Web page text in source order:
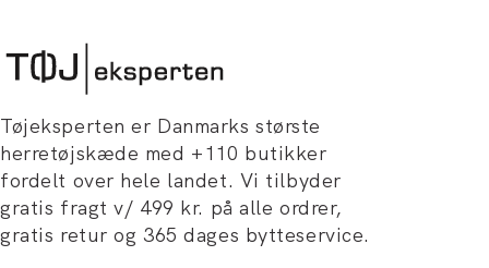
Tøjeksperten er Danmarks største
herretøjskæde med +110 butikker
fordelt over hele landet. Vi tilbyder
gratis fragt v/ 499 kr. på alle ordrer,
gratis retur og 365 dages bytteservice.